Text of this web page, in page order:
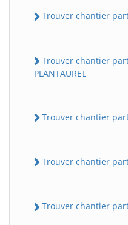
Trouver chantier
Trouver chantier
PLANTAUREL
Trouver chantier
Trouver chantier
Trouver chantier